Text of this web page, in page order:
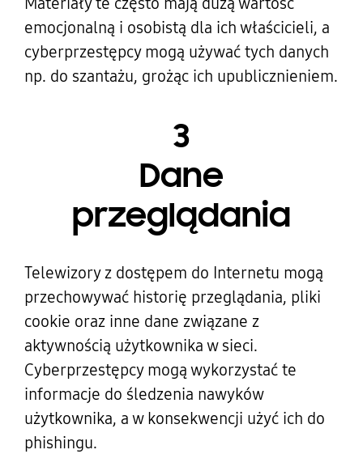
emocjonalną i osobistą dla ich właścicieli, a
cyberprzestępcy mogą używać tych danych
np. do szantażu, grożąc ich upublicznieniem.
3
Dane
przeglądania
Telewizory z dostępem do Internetu mogą
przechowywać historię przeglądania, pliki
cookie oraz inne dane związane z
aktywnością użytkownika w sieci.
Cyberprzestępcy mogą wykorzystać te
informacje do śledzenia nawyków
użytkownika, a w konsekwencji użyć ich do
phishingu.